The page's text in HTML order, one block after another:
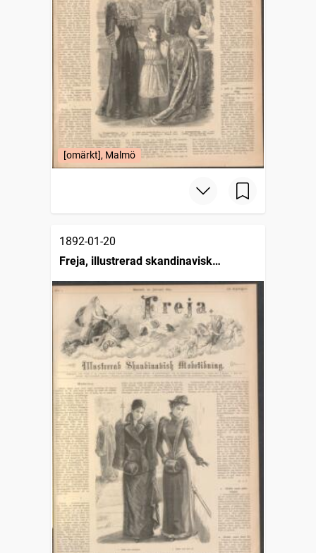
[omärkt], Malmö
1892-01-20
Freja, illustrerad skandinavisk
modetidning